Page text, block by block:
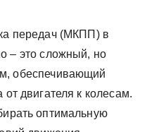
передач (МКПП) в
– это сложный, но
обеспечивающий
двигателя к колесам.
оптимальную